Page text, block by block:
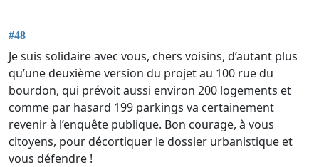
#48
Je suis solidaire avec vous, chers voisins, d’autant plus
qu’une deuxième version du projet au 100 rue du
bourdon, qui prévoit aussi environ 200 logements et
comme par hasard 199 parkings va certainement
revenir à l’enquête publique. Bon courage, à vous
citoyens, pour décortiquer le dossier urbanistique et
vous défendre !